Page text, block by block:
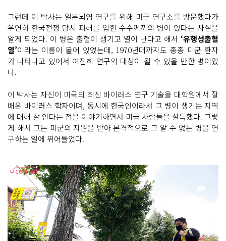
그런데 이 박사는 일본뇌염 연구를 위해 미군 연구소를 방문했다가
우연히 한국전쟁 당시 피해를 입힌 수수께끼의 병이 있다는 사실을
알게 되었다. 이 병은 출혈이 생기고 열이 난다고 해서 ‘유행성출혈
열’이라는 이름이 붙어 있었는데, 1970년대까지도 종종 미군 환자
가 나타나고 있어서 여전히 연구의 대상이 될 수 있을 만한 병이었
다.
이 박사는 자신이 미국의 최신 바이러스 연구 기술을 대학원에서 잘
배운 바이러스 학자이며, 동시에 한국인이라서 그 병이 생기는 지역
에 대해 잘 안다는 점을 이야기하면서 미국 사람들을 설득했다. 그렇
게 해서 그는 미군의 지원을 받아 본격적으로 그 알 수 없는 병을 연
구하는 일에 뛰어들었다.